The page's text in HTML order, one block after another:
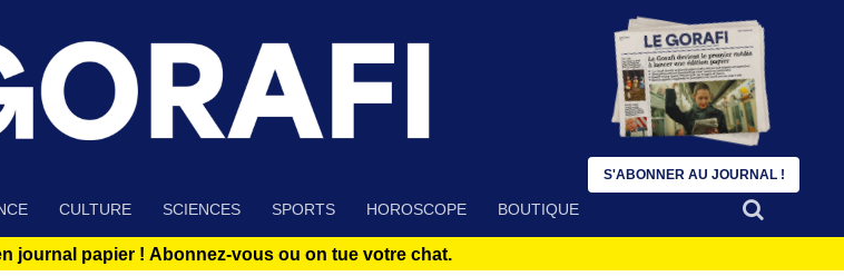
CULTURE SCIENCES SPORTS HOROSCOPE BOUTIQUE
journal papier ! Abonnez-vous ou on tue votre chat.
S'ABONNER AU JOURNAL !